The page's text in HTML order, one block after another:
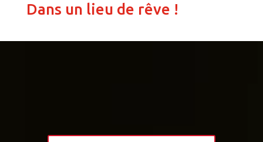
Dans un lieu de rêve !